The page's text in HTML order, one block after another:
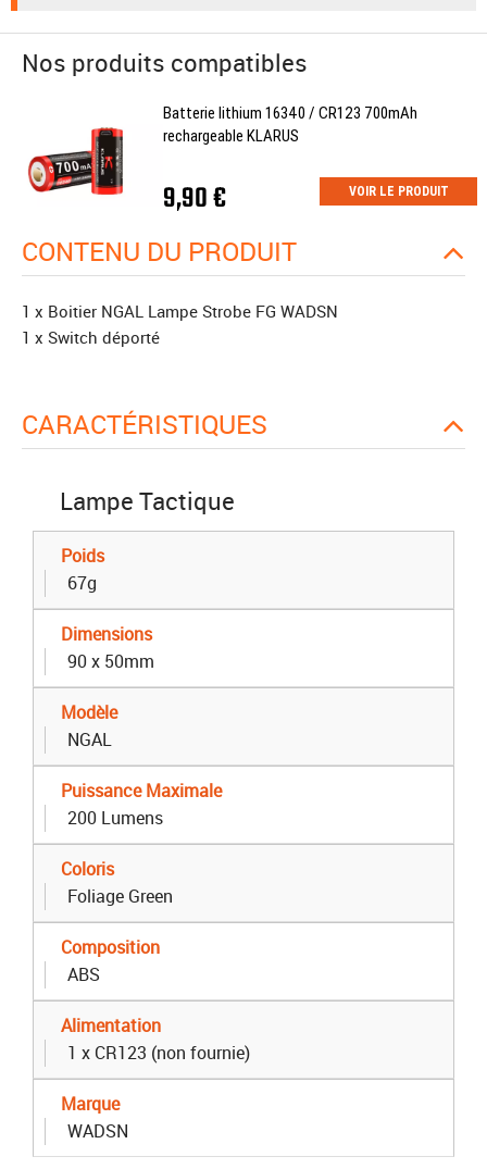
Nos produits compatibles
Batterie lithium 16340 / CR123 700mAh
rechargeable KLARUS
9,90 € VOIR LE PRODUIT
CONTENU DU PRODUIT
1 x Boitier NGAL Lampe Strobe FG WADSN
1 x Switch déporté
CARACTÉRISTIQUES
Lampe Tactique
Poids
67g
Dimensions
90 x 50mm
Modèle
NGAL
Puissance Maximale
200 Lumens
Coloris
Foliage Green
Composition
ABS
Alimentation
1 x CR123 (non fournie)
Marque
WADSN